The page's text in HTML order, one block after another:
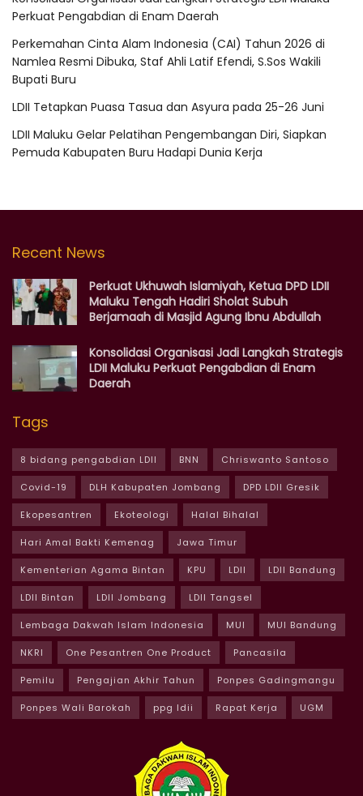
Perkuat Pengabdian di Enam Daerah
Perkemahan Cinta Alam Indonesia (CAI) Tahun 2026 di
Namlea Resmi Dibuka, Staf Ahli Latif Efendi, S.Sos Wakili
Bupati Buru
LDII Tetapkan Puasa Tasua dan Asyura pada 25-26 Juni
LDII Maluku Gelar Pelatihan Pengembangan Diri, Siapkan
Pemuda Kabupaten Buru Hadapi Dunia Kerja
Recent News
Perkuat Ukhuwah Islamiyah, Ketua DPD LDII
Maluku Tengah Hadiri Sholat Subuh
Berjamaah di Masjid Agung Ibnu Abdullah
Konsolidasi Organisasi Jadi Langkah Strategis
LDII Maluku Perkuat Pengabdian di Enam
Daerah
Tags
8 bidang pengabdian LDII BNN Chriswanto Santoso
Covid-19 DLH Kabupaten Jombang DPD LDII Gresik
Ekopesantren Ekoteologi Halal Bihalal
Hari Amal Bakti Kemenag Jawa Timur
Kementerian Agama Bintan KPU LDII LDII Bandung
LDII Bintan LDII Jombang LDII Tangsel
Lembaga Dakwah Islam Indonesia MUI MUI Bandung
NKRI One Pesantren One Product Pancasila
Pemilu Pengajian Akhir Tahun Ponpes Gadingmangu
Ponpes Wali Barokah ppg ldii Rapat Kerja UGM